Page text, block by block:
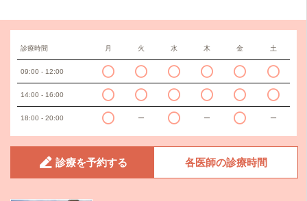
診療時間 月 火 水 木 金 土
09:00 - 12:00
14:00 - 16:00
18:00 - 20:00 ー ー ー
診療を予約する 各医師の診療時間